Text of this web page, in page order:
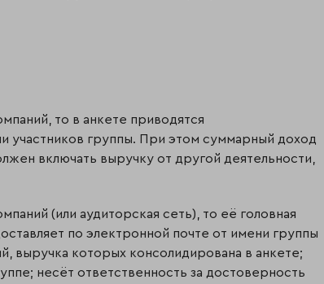
то в анкете приводятся
участников группы. При этом суммарный доход
включать выручку от другой деятельности,
(или аудиторская сеть), то её головная
по электронной почте от имени группы
которых консолидирована в анкете;
несёт ответственность за достоверность